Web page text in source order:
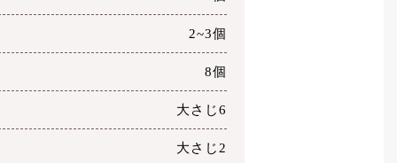
2~3個
8個
大さじ6
大さじ2